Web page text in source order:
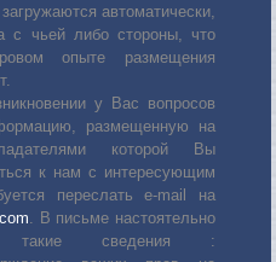
автоматически,
с чьей либо стороны, что
опыте размещения
у Вас вопросов
размещенную на
которой Вы
к нам с интересующим
переслать е-mail на
. В письме настоятельно
такие сведения :